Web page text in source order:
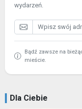
wydarzeń.
Bądź zawsze na
mieście.
Dla Ciebie